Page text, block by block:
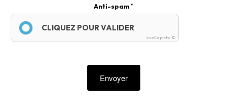
Anti-spam
CLIQUEZ POUR VALIDER
IconCaptcha ©